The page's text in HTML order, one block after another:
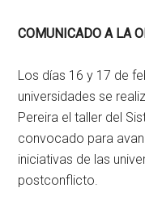
COMUNICADO A LA
Los días 16 y 17 de
universidades se
Pereira el taller del
convocado para
iniciativas de las
postconflicto.